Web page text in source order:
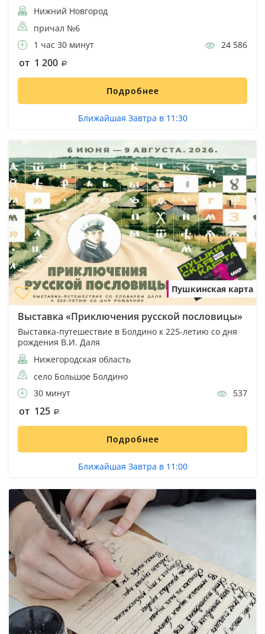
Нижний Новгород
причал №6
1 час 30 минут
24 586
от 1 200
Подробнее
Ближайшая Завтра в 11:30
Пушкинская карта
Выставка «Приключения русской пословицы»
Выставка-путешествие в Болдино к 225-летию со дня
рождения В.И. Даля
Нижегородская область
село Большое Болдино
30 минут
537
от 125
Подробнее
Ближайшая Завтра в 11:00